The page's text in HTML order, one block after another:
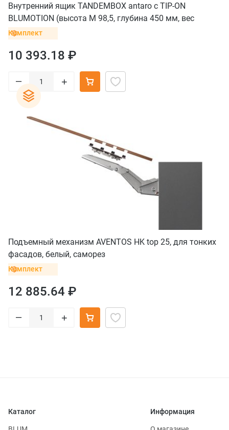
Внутренний ящик TANDEMBOX antaro с TIP-ON
BLUMOTION (высота М 98,5, глубина 450 мм, вес
ящика до 20 кг), черный
Комплект
10 393.18 ₽
– +
Подъемный механизм AVENTOS HK top 25, для тонких
фасадов, белый, саморез
Комплект
12 885.64 ₽
– +
Каталог Информация